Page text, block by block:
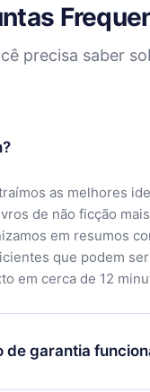
precisa saber
as melhores
de não ficção
em resumos
que podem
em cerca de 12
de garantia